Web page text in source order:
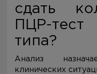
сдать
ПЦР-
типа?
Анализ
клинических